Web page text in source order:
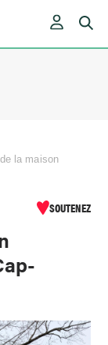
la maison
SOUTENEZ